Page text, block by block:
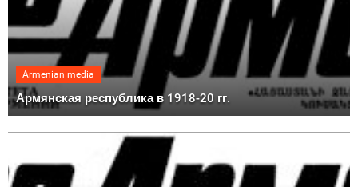
Armenian media
Армянская республика в 1918-20 гг.